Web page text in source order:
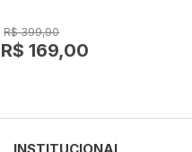
R$ 399,90
R$ 169,00
INSTITUCIONAL